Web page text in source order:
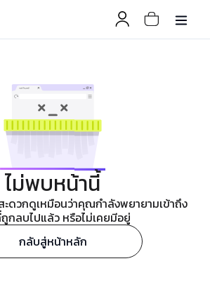
ไม่พบหน้านี้
ะดวกดูเหมือนว่าคุณกำลังพยายามเข้าถึง
กลบไปแล้ว หรือไม่เคยมีอยู่
กลับสู่หน้าหลัก